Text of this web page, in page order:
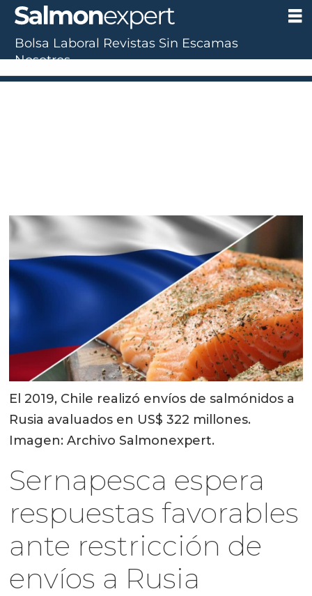
El 2019, Chile realizó envíos de salmónidos a
Rusia avaluados en US$ 322 millones.
Imagen: Archivo Salmonexpert.
Sernapesca espera
respuestas favorables
ante restricción de
envíos a Rusia
Bolsa Laboral Revistas Sin Escamas
Nosotros